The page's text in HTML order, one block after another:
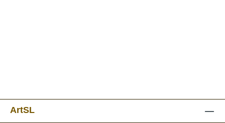
ArtSL